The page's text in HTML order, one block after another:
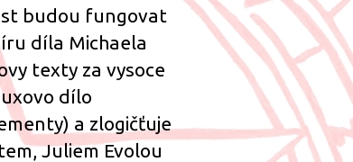
budou fungovat
díla Michaela
texty za vysoce
dílo
a zlogičťuje
Juliem Evolou